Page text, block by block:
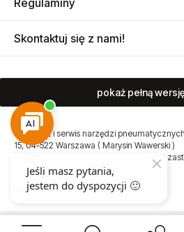
Regulaminy
Skontaktuj się z nami!
pokaż pełną
Sprzedaż i serwis narzędzi
15, 04-522 Warszawa ( Marysin Wawerski )
© 2026 Atmo Sp. z o.o. Wszelkie prawa
Sklep internetowy Shoper Premium